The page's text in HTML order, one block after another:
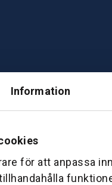
Information
för att anpassa